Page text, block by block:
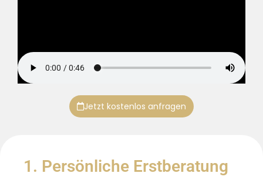
Jetzt kostenlos anfragen
1. Persönliche Erstberatung